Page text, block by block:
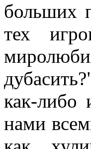
больших
тех
как-либо
нами